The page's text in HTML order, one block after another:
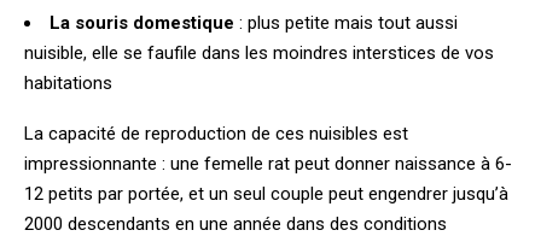
La souris domestique : plus petite mais tout aussi
nuisible, elle se faufile dans les moindres interstices de vos
habitations
La capacité de reproduction de ces nuisibles est
impressionnante : une femelle rat peut donner naissance à 6-
12 petits par portée, et un seul couple peut engendrer jusqu’à
2000 descendants en une année dans des conditions